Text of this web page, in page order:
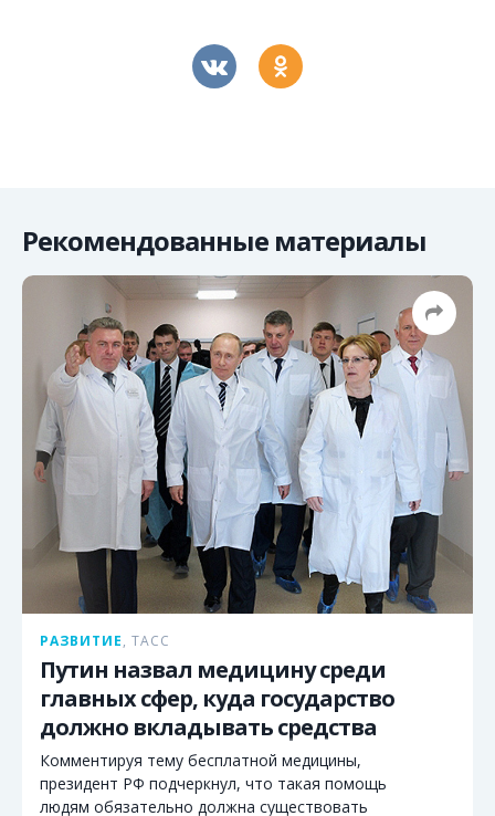
Рекомендованные материалы
РАЗВИТИЕ, ТАСС
Путин назвал медицину среди
главных сфер, куда государство
должно вкладывать средства
Комментируя тему бесплатной медицины,
президент РФ подчеркнул, что такая помощь
людям обязательно должна существовать